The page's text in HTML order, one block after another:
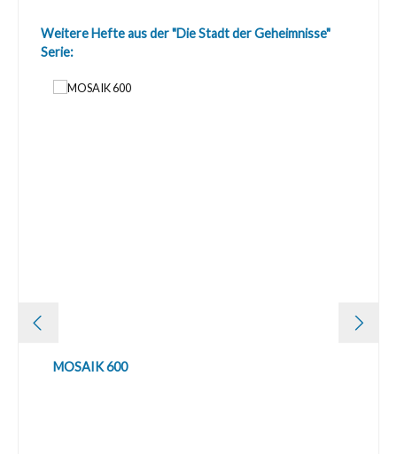
Produktgalerie überspringen
Weitere Hefte aus der "Die Stadt der Geheimnisse"
Serie:
MOSAIK 600